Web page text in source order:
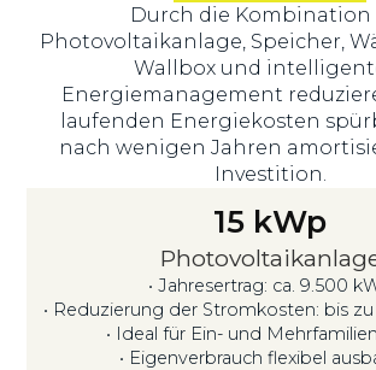
Durch die Kombination
Photovoltaikanlage, Speicher,
Wallbox und
Energiemanagement
laufenden Energiekosten
nach wenigen Jahren
Investition.
15 kWp
• Jahresertrag: ca. 9.500
• Reduzierung der Stromkosten: bis
• Ideal für Ein- und
• Eigenverbrauch flexibel